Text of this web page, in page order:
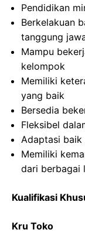
Pendidikan
Berkelakuan
tanggung
Mampu
kelompok
Memiliki
yang baik
Bersedia
Fleksibel
Adaptasi baik
Memiliki
dari berbagai
Kualifikasi
Kru Toko